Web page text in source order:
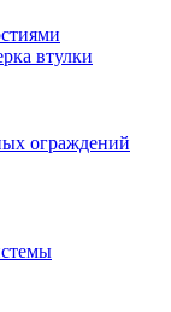
втулки
ограждений